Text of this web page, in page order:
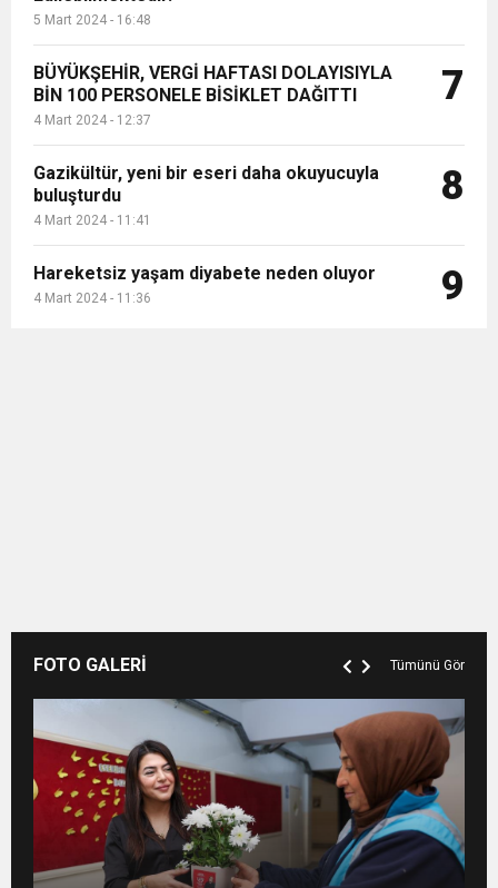
5 Mart 2024 - 16:48
BÜYÜKŞEHİR, VERGİ HAFTASI DOLAYISIYLA
BİN 100 PERSONELE BİSİKLET DAĞITTI
4 Mart 2024 - 12:37
7
Gazikültür, yeni bir eseri daha okuyucuyla
buluşturdu
4 Mart 2024 - 11:41
8
Hareketsiz yaşam diyabete neden oluyor
4 Mart 2024 - 11:36 9
FOTO GALERİ Tümünü Gör